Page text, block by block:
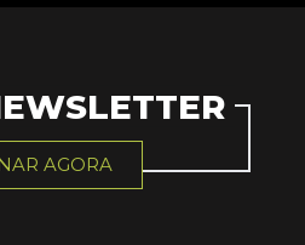
AGORA